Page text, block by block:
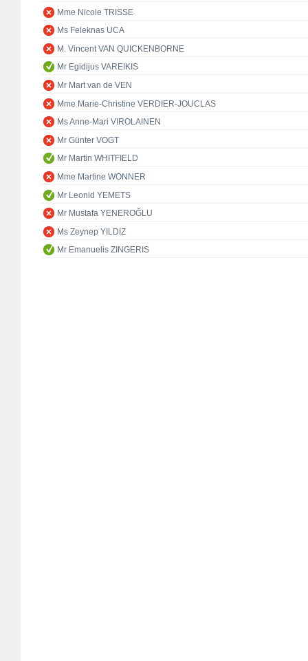
Mme Nicole TRISSE
Ms Feleknas UCA
M. Vincent VAN QUICKENBORNE
Mr Egidijus VAREIKIS
Mr Mart van de VEN
Mme Marie-Christine VERDIER-JOUCLAS
Ms Anne-Mari VIROLAINEN
Mr Günter VOGT
Mr Martin WHITFIELD
Mme Martine WONNER
Mr Leonid YEMETS
Mr Mustafa YENEROĞLU
Ms Zeynep YILDIZ
Mr Emanuelis ZINGERIS